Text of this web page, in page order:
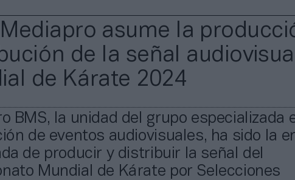
asume la
de la señal
de Kárate 2024
BMS, la unidad del grupo especializada
de eventos audiovisuales, ha sido la
de producir y distribuir la señal del
Mundial de Kárate por Selecciones